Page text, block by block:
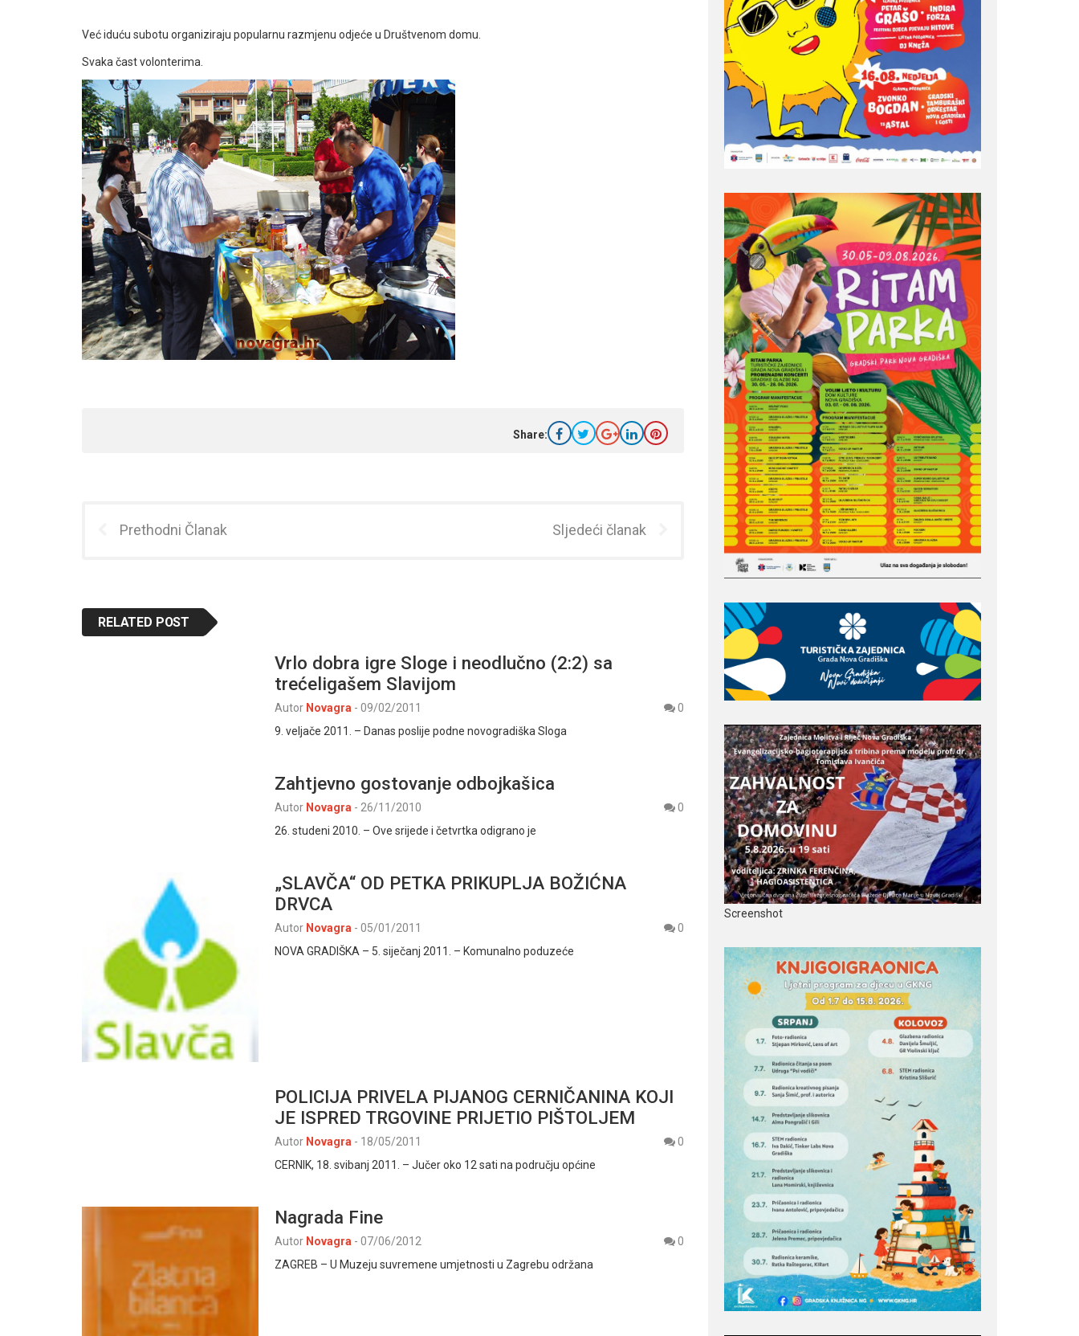
Već iduću subotu organiziraju popularnu razmjenu odjeće u Društvenom domu.
Svaka čast volonterima.
Share:
Prethodni Članak Sljedeći članak
RELATED POST
Vrlo dobra igre Sloge i neodlučno (2:2) sa
trećeligašem Slavijom
Autor Novagra - 09/02/2011
0
9. veljače 2011. – Danas poslije podne novogradiška Sloga
Zahtjevno gostovanje odbojkašica
Autor Novagra - 26/11/2010
0
26. studeni 2010. – Ove srijede i četvrtka odigrano je
„SLAVČA“ OD PETKA PRIKUPLJA BOŽIĆNA
DRVCA
Autor Novagra - 05/01/2011
0
NOVA GRADIŠKA – 5. siječanj 2011. – Komunalno poduzeće
POLICIJA PRIVELA PIJANOG CERNIČANINA KOJI
JE ISPRED TRGOVINE PRIJETIO PIŠTOLJEM
Autor Novagra - 18/05/2011
0
CERNIK, 18. svibanj 2011. – Jučer oko 12 sati na području općine
Nagrada Fine
Autor Novagra - 07/06/2012
0
ZAGREB – U Muzeju suvremene umjetnosti u Zagrebu održana
Screenshot